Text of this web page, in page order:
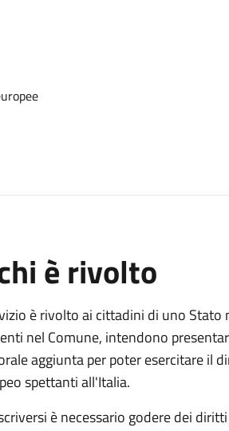
è rivolto
è rivolto ai cittadini di uno
nel Comune, intendono
aggiunta per poter esercitare il
spettanti all'Italia.
è necessario godere dei